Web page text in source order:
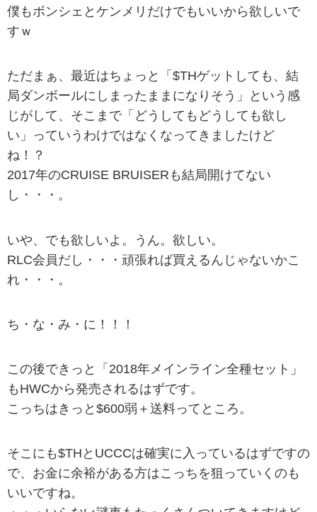
僕もボンシェとケンメリだけでもいいから欲しいで
すｗ
ただまぁ、最近はちょっと「$THゲットしても、結
局ダンボールにしまったままになりそう」という感
じがして、そこまで「どうしてもどうしても欲し
い」っていうわけではなくなってきましたけど
ね！？
2017年のCRUISE BRUISERも結局開けてない
し・・・。
いや、でも欲しいよ。うん。欲しい。
RLC会員だし・・・頑張れば買えるんじゃないかこ
れ・・・。
ち・な・み・に！！！
この後できっと「2018年メインライン全種セット」
もHWCから発売されるはずです。
こっちはきっと$600弱＋送料ってところ。
そこにも$THとUCCCは確実に入っているはずですの
で、お金に余裕がある方はこっちを狙っていくのも
いいですね。